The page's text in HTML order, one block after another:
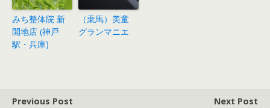
みち整体院 新
開地店 (神戸
駅・兵庫)
（乗馬）美童
グランマニエ
Previous Post
Next Post